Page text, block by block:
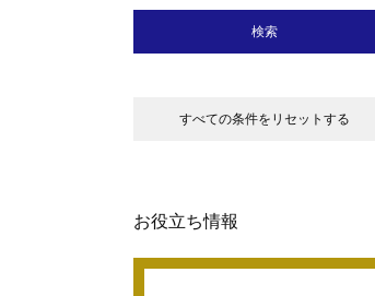
検索
すべての条件をリセットする
お役立ち情報